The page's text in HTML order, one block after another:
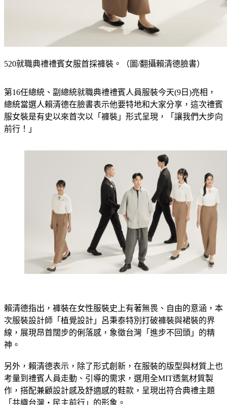
520就職典禮禮賓女服首採褲裝。（圖/翻攝賴清德臉書）
第16任總統、副總統就職典禮禮賓人員服裝今天(9日)亮相，
總統當選人賴清德在臉書表示他要特地和大家分享，這次禮賓
服女裝是有史以來首次以「褲裝」形式呈現，「讓我們大步向
前行！」
賴清德指出，褲裝在女性服裝史上有著無畏、自由的意涵，本
次服裝設計師「植覺設計」呂秉泰特別打破褲裝與裙裝的界
線，展現昂首闊步的俐落感，象徵台灣「進步不回頭」的精
神。
​另外，賴清德表示，除了形式創新，在服裝的版型與材質上也
考量到禮賓人員走動、引導的需求，選用全MIT透氣材質製
作，搭配兼顧設計感及舒適感的鞋款，呈現出符合典禮主題
「共織台灣・民主前行」的形象。